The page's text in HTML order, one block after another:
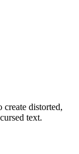
distorted,
text.